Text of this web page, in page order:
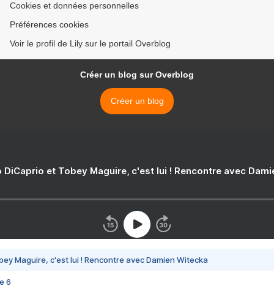
Cookies et données personnelles
Préférences cookies
Voir le profil de Lily sur le portail Overblog
Créer un blog sur Overblog
Créer un blog
DiCaprio et Tobey Maguire, c'est lui ! Rencontre avec
Maguire, c'est lui ! Rencontre avec Damien Witecka
6